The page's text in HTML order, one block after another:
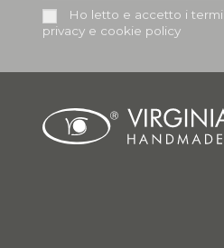
Ho letto e accetto i
privacy e cookie policy